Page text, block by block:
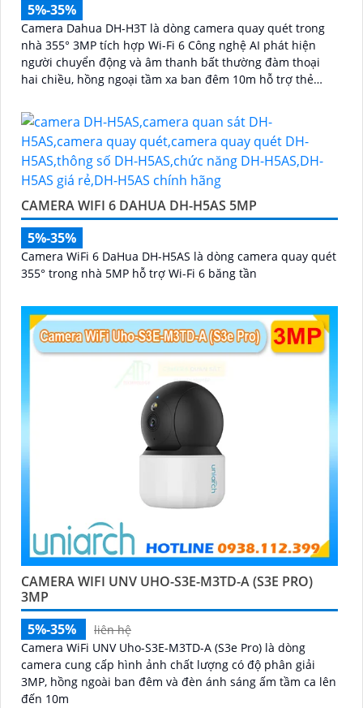
5%-35%
Camera Dahua DH-H3T là dòng camera quay quét trong
nhà 355° 3MP tích hợp Wi-Fi 6 Công nghệ AI phát hiện
người chuyển động và âm thanh bất thường đàm thoại
hai chiều, hồng ngoại tầm xa ban đêm 10m hỗ trợ thẻ
dụng DMSS
CAMERA WIFI 6 DAHUA DH-H5AS 5MP
5%-35%
Camera WiFi 6 DaHua DH-H5AS là dòng camera quay quét
355° trong nhà 5MP hỗ trợ Wi-Fi 6 băng tần
CAMERA WIFI UNV UHO-S3E-M3TD-A (S3E PRO)
3MP
5%-35%
liên hệ
Camera WiFi UNV Uho-S3E-M3TD-A (S3e Pro) là dòng
camera cung cấp hình ảnh chất lượng có độ phân giải
3MP, hồng ngoài ban đêm và đèn ánh sáng ấm tầm ca lên
đến 10m